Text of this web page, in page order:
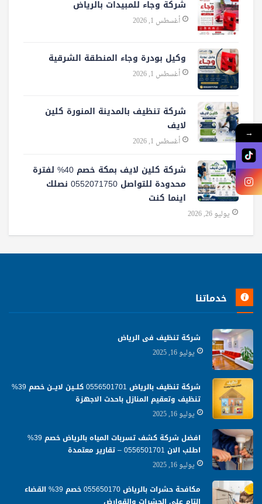
شركة وجاء للمبيدات بالرياض
أغسطس 1, 2026
وكيل بودرة وجاء المنطقة الشرقية
أغسطس 1, 2026
شركة تنظيف بالمدينة المنورة كلين
لايف
أغسطس 1, 2026
شركة كلين لايف بمكة خصم 40% لفترة
محدودة للتواصل 0552071750 نصلك
اينما كنت
يوليو 26, 2026
خدماتنا
شركة تنظيف فى الرياض
يوليو 16, 2025
شركة تنظيف بالرياض 0556501701 كلــين لايــن خصم 39%
تنظيف وتعقيم المنازل باحدث الاجهزة
يوليو 16, 2025
افضل شركة كشف تسربات المياه بالرياض خصم 39%
اطلب الان 0556501701‬‏ – تقارير معتمدة
يوليو 16, 2025
مكافحة حشرات بالرياض 055650170 خصم 39% القضاء
→